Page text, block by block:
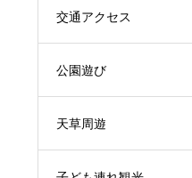
交通アクセス
公園遊び
天草周遊